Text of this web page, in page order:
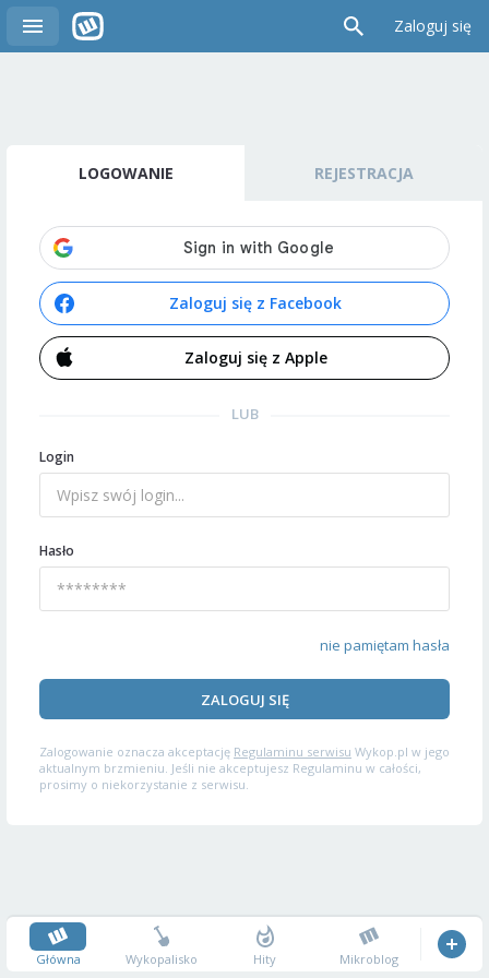
Zaloguj się
LOGOWANIE REJESTRACJA
Zaloguj się z Facebook
Zaloguj się z Apple
LUB
Login
Hasło
nie pamiętam hasła
ZALOGUJ SIĘ
Zalogowanie oznacza akceptację Regulaminu serwisu Wykop.pl w jego
aktualnym brzmieniu. Jeśli nie akceptujesz Regulaminu w całości,
prosimy o niekorzystanie z serwisu.
Główna Wykopalisko Hity Mikroblog